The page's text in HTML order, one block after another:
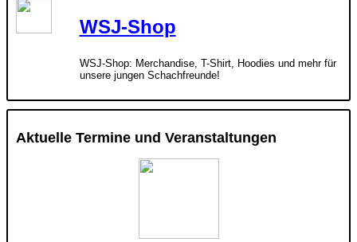
WSJ-Shop
WSJ-Shop: Merchandise, T-Shirt, Hoodies und mehr für
unsere jungen Schachfreunde!
Aktuelle Termine und Veranstaltungen